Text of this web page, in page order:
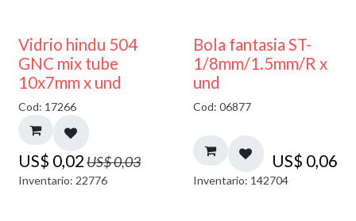
40% DESCUENTO
Vidrio hindu 504
GNC mix tube
10x7mm x und
Cod: 17266
US$ 0,02US$0,03
Inventario: 22776
Bola fantasia ST-
1/8mm/1.5mm/R x
und
Cod: 06877
US$ 0,06
Inventario: 142704